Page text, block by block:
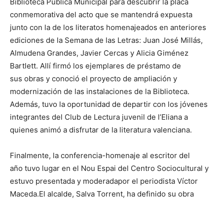
conmemorativa del acto que se mantendrá expuesta
junto con la de los literatos homenajeados en anteriores
ediciones de la Semana de las Letras: Juan José Millás,
Almudena Grandes, Javier Cercas y Alicia Giménez
Bartlett. Allí firmó los ejemplares de préstamo de
sus obras y conoció el proyecto de ampliación y
modernización de las instalaciones de la Biblioteca.
Además, tuvo la oportunidad de departir con los jóvenes
integrantes del Club de Lectura juvenil de l’Eliana a
quienes animó a disfrutar de la literatura valenciana.
Finalmente, la conferencia-homenaje al escritor del
año tuvo lugar en el Nou Espai del Centro Sociocultural y
estuvo presentada y moderadapor el periodista Víctor
Maceda.El alcalde, Salva Torrent, ha definido su obra